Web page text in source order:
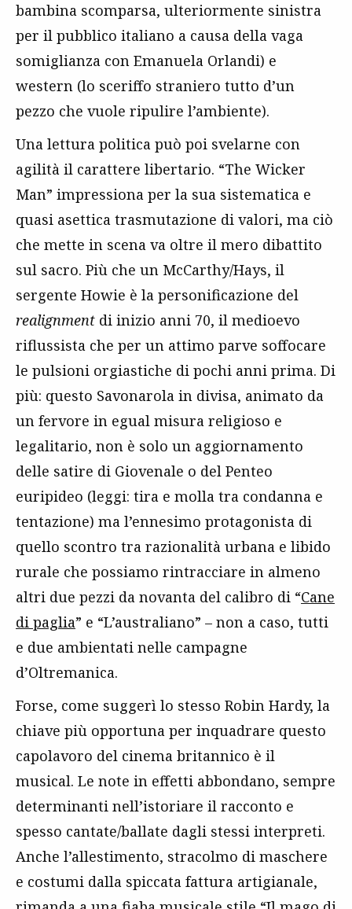
bambina scomparsa, ulteriormente sinistra
per il pubblico italiano a causa della vaga
somiglianza con Emanuela Orlandi) e
western (lo sceriffo straniero tutto d’un
pezzo che vuole ripulire l’ambiente).
Una lettura politica può poi svelarne con
agilità il carattere libertario. “The Wicker
Man” impressiona per la sua sistematica e
quasi asettica trasmutazione di valori, ma ciò
che mette in scena va oltre il mero dibattito
sul sacro. Più che un McCarthy/Hays, il
sergente Howie è la personificazione del
realignment di inizio anni 70, il medioevo
riflussista che per un attimo parve soffocare
le pulsioni orgiastiche di pochi anni prima. Di
più: questo Savonarola in divisa, animato da
un fervore in egual misura religioso e
legalitario, non è solo un aggiornamento
delle satire di Giovenale o del Penteo
euripideo (leggi: tira e molla tra condanna e
tentazione) ma l’ennesimo protagonista di
quello scontro tra razionalità urbana e libido
rurale che possiamo rintracciare in almeno
altri due pezzi da novanta del calibro di “Cane
di paglia” e “L’australiano” – non a caso, tutti
e due ambientati nelle campagne
d’Oltremanica.
Forse, come suggerì lo stesso Robin Hardy, la
chiave più opportuna per inquadrare questo
capolavoro del cinema britannico è il
musical. Le note in effetti abbondano, sempre
determinanti nell’istoriare il racconto e
spesso cantate/ballate dagli stessi interpreti.
Anche l’allestimento, stracolmo di maschere
e costumi dalla spiccata fattura artigianale,